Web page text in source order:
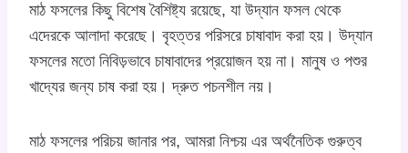
মাঠ ফসলের কিছু বিশেষ বৈশিষ্ট্য রয়েছে, যা উদ্যান ফসল থেকে
এদেরকে আলাদা করেছে। বৃহত্তর পরিসরে চাষাবাদ করা হয়। উদ্যান
ফসলের মতো নিবিড়ভাবে চাষাবাদের প্রয়োজন হয় না। মানুষ ও পশুর
খাদ্যের জন্য চাষ করা হয়। দ্রুত পচনশীল নয়।
মাঠ ফসলের পরিচয় জানার পর, আমরা নিশ্চয় এর অর্থনৈতিক গুরুত্ব